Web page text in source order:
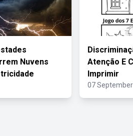
Nuvens
Atenção E
Imprimir
07